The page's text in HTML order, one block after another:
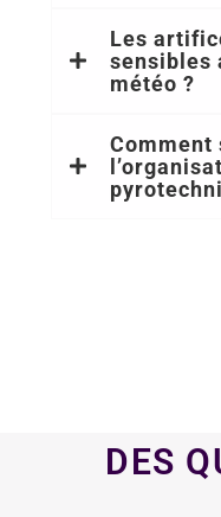
Les
sensibles
météo ?
Comment
DES